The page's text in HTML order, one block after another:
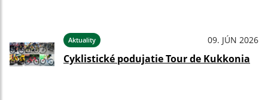
Aktuality 09. JÚN 2026
Cyklistické podujatie Tour de Kukkonia